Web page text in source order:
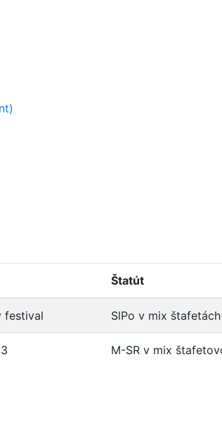
Štatút
festival SlPo v mix štafetách
M-SR v mix